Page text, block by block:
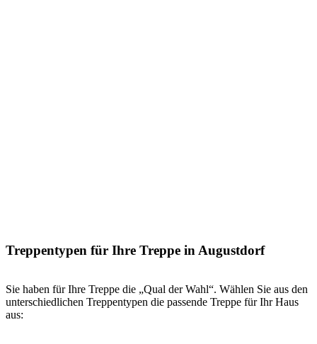
Treppentypen für Ihre Treppe in Augustdorf
Sie haben für Ihre Treppe die „Qual der Wahl“. Wählen Sie aus den
unterschiedlichen Treppentypen die passende Treppe für Ihr Haus
aus: